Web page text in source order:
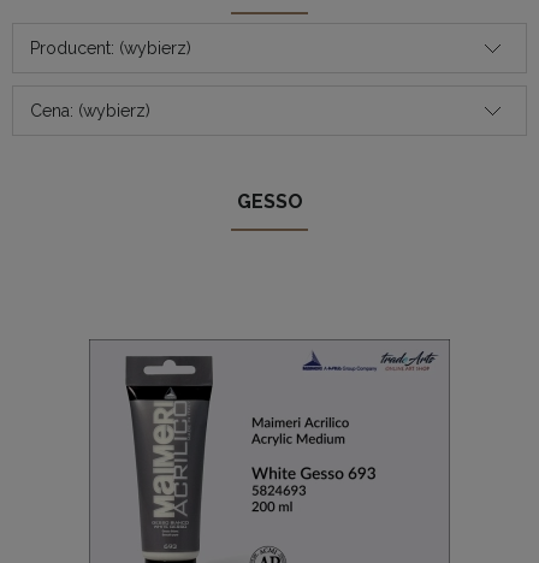
Producent: (wybierz)
Cena: (wybierz)
GESSO